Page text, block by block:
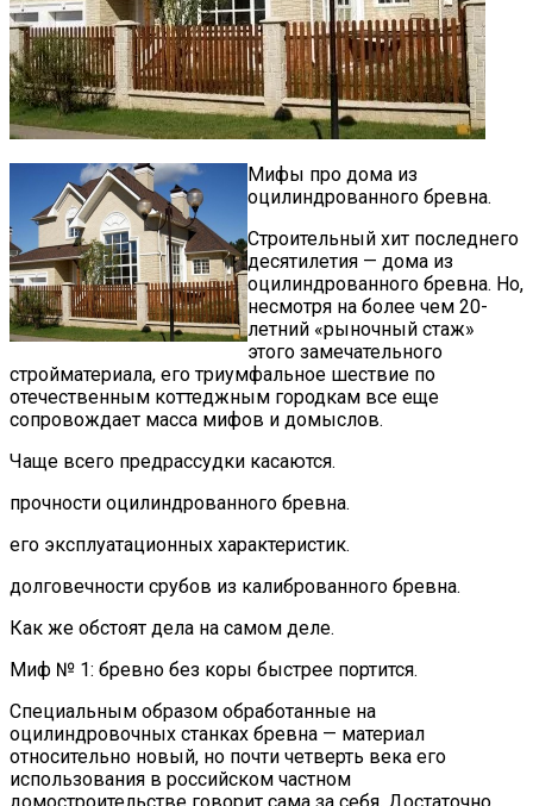
Мифы про дома из
оцилиндрованного бревна.
Строительный хит последнего
десятилетия — дома из
оцилиндрованного бревна. Но,
несмотря на более чем 20-
летний «рыночный стаж»
этого замечательного
стройматериала, его триумфальное шествие по
отечественным коттеджным городкам все еще
сопровождает масса мифов и домыслов.
Чаще всего предрассудки касаются.
прочности оцилиндрованного бревна.
его эксплуатационных характеристик.
долговечности срубов из калиброванного бревна.
Как же обстоят дела на самом деле.
Миф № 1: бревно без коры быстрее портится.
Специальным образом обработанные на
оцилиндровочных станках бревна — материал
относительно новый, но почти четверть века его
использования в российском частном
домостроительстве говорит сама за себя. Достаточно